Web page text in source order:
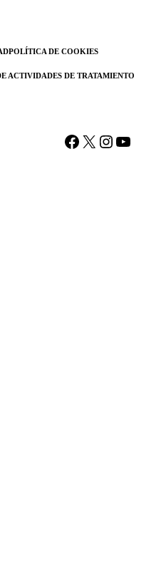
POLÍTICA DE COOKIES
ACTIVIDADES DE TRATAMIENTO
Facebook
X Instagram